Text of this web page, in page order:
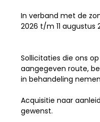
In verband met de
2026 t/m 11 augustus
Sollicitaties die ons
aangegeven route,
in behandeling
Acquisitie naar
gewenst.